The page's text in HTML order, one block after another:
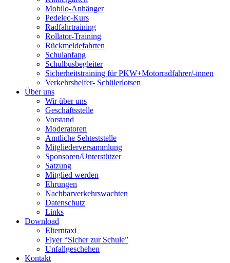
Mobilo-Anhänger
Pedelec-Kurs
Radfahrtraining
Rollator-Training
Rückmeldefahrten
Schulanfang
Schulbusbegleiter
Sicherheitstraining für PKW+Motorradfahrer/-innen
Verkehrshelfer- Schülerlotsen
Über uns
Wir über uns
Geschäftsstelle
Vorstand
Moderatoren
Amtliche Sehteststelle
Mitgliederversammlung
Sponsoren/Unterstützer
Satzung
Mitglied werden
Ehrungen
Nachbarverkehrswachten
Datenschutz
Links
Download
Elterntaxi
Flyer “Sicher zur Schule”
Unfallgeschehen
Kontakt